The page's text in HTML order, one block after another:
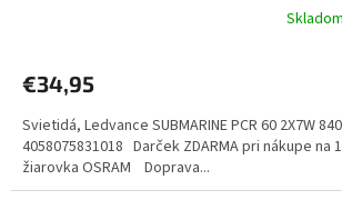
€34,95
Svietidá, Ledvance SUBMARINE PCR 60 2X7W 840
4058075831018 Darček ZDARMA pri nákupe na
žiarovka OSRAM Doprava...